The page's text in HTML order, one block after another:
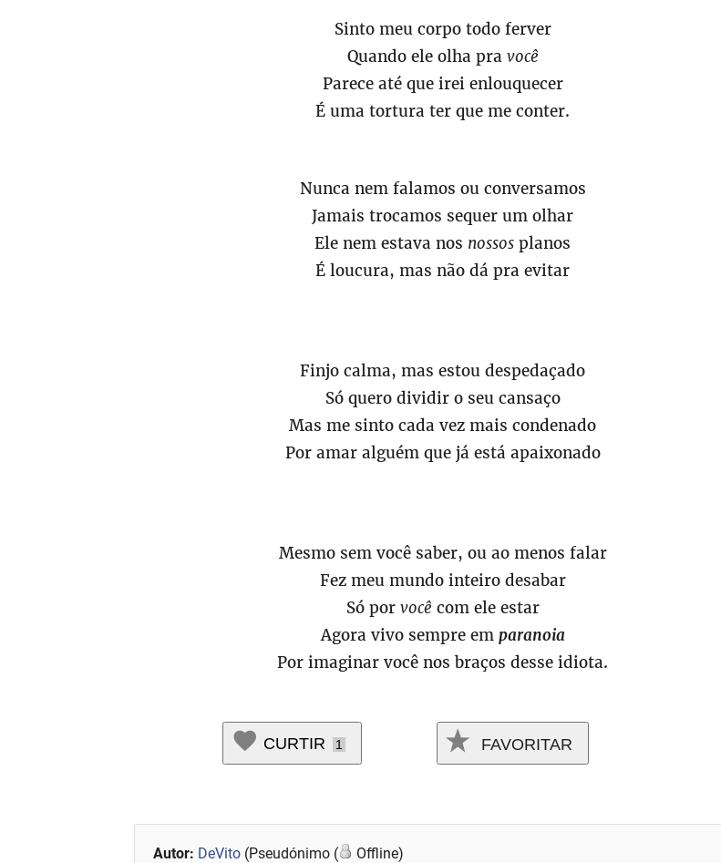
Sinto meu corpo todo ferver
Quando ele olha pra você
Parece até que irei enlouquecer
É uma tortura ter que me conter.
Nunca nem falamos ou conversamos
Jamais trocamos sequer um olhar
Ele nem estava nos nossos planos
É loucura, mas não dá pra evitar
Finjo calma, mas estou despedaçado
Só quero dividir o seu cansaço
Mas me sinto cada vez mais condenado
Por amar alguém que já está apaixonado
Mesmo sem você saber, ou ao menos falar
Fez meu mundo inteiro desabar
Só por você com ele estar
Agora vivo sempre em paranoia
Por imaginar você nos braços desse idiota.
CURTIR 1 FAVORITAR
Autor: DeVito (Pseudónimo ( Offline)